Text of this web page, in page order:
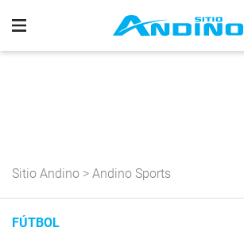
Sitio Andino > Andino Sports
FÚTBOL